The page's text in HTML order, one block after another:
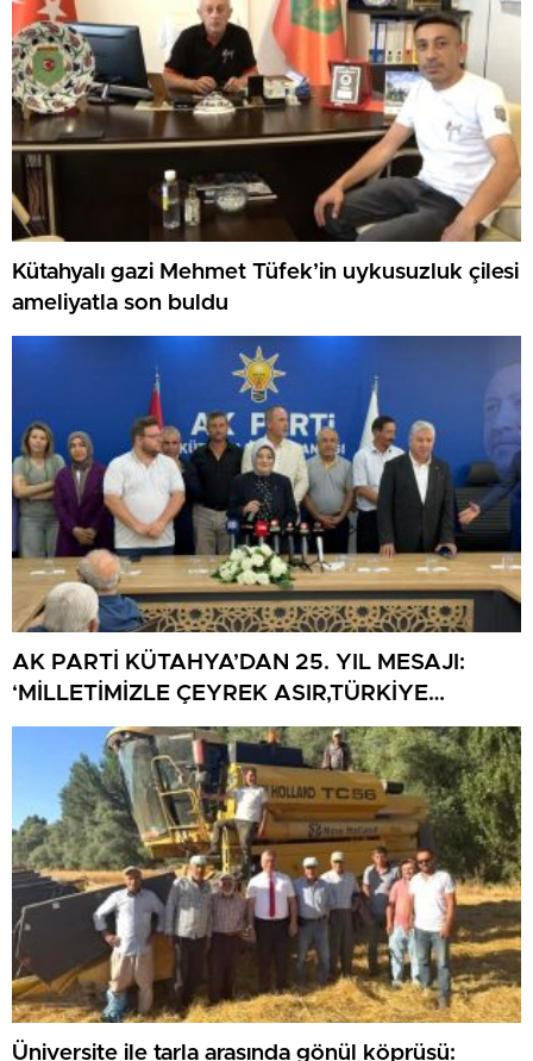
Kütahyalı gazi Mehmet Tüfek’in uykusuzluk çilesi
ameliyatla son buldu
AK PARTİ KÜTAHYA’DAN 25. YIL MESAJI:
‘MİLLETİMİZLE ÇEYREK ASIR,TÜRKİYE
GELECEĞE HAZIR’
Üniversite ile tarla arasında gönül köprüsü: